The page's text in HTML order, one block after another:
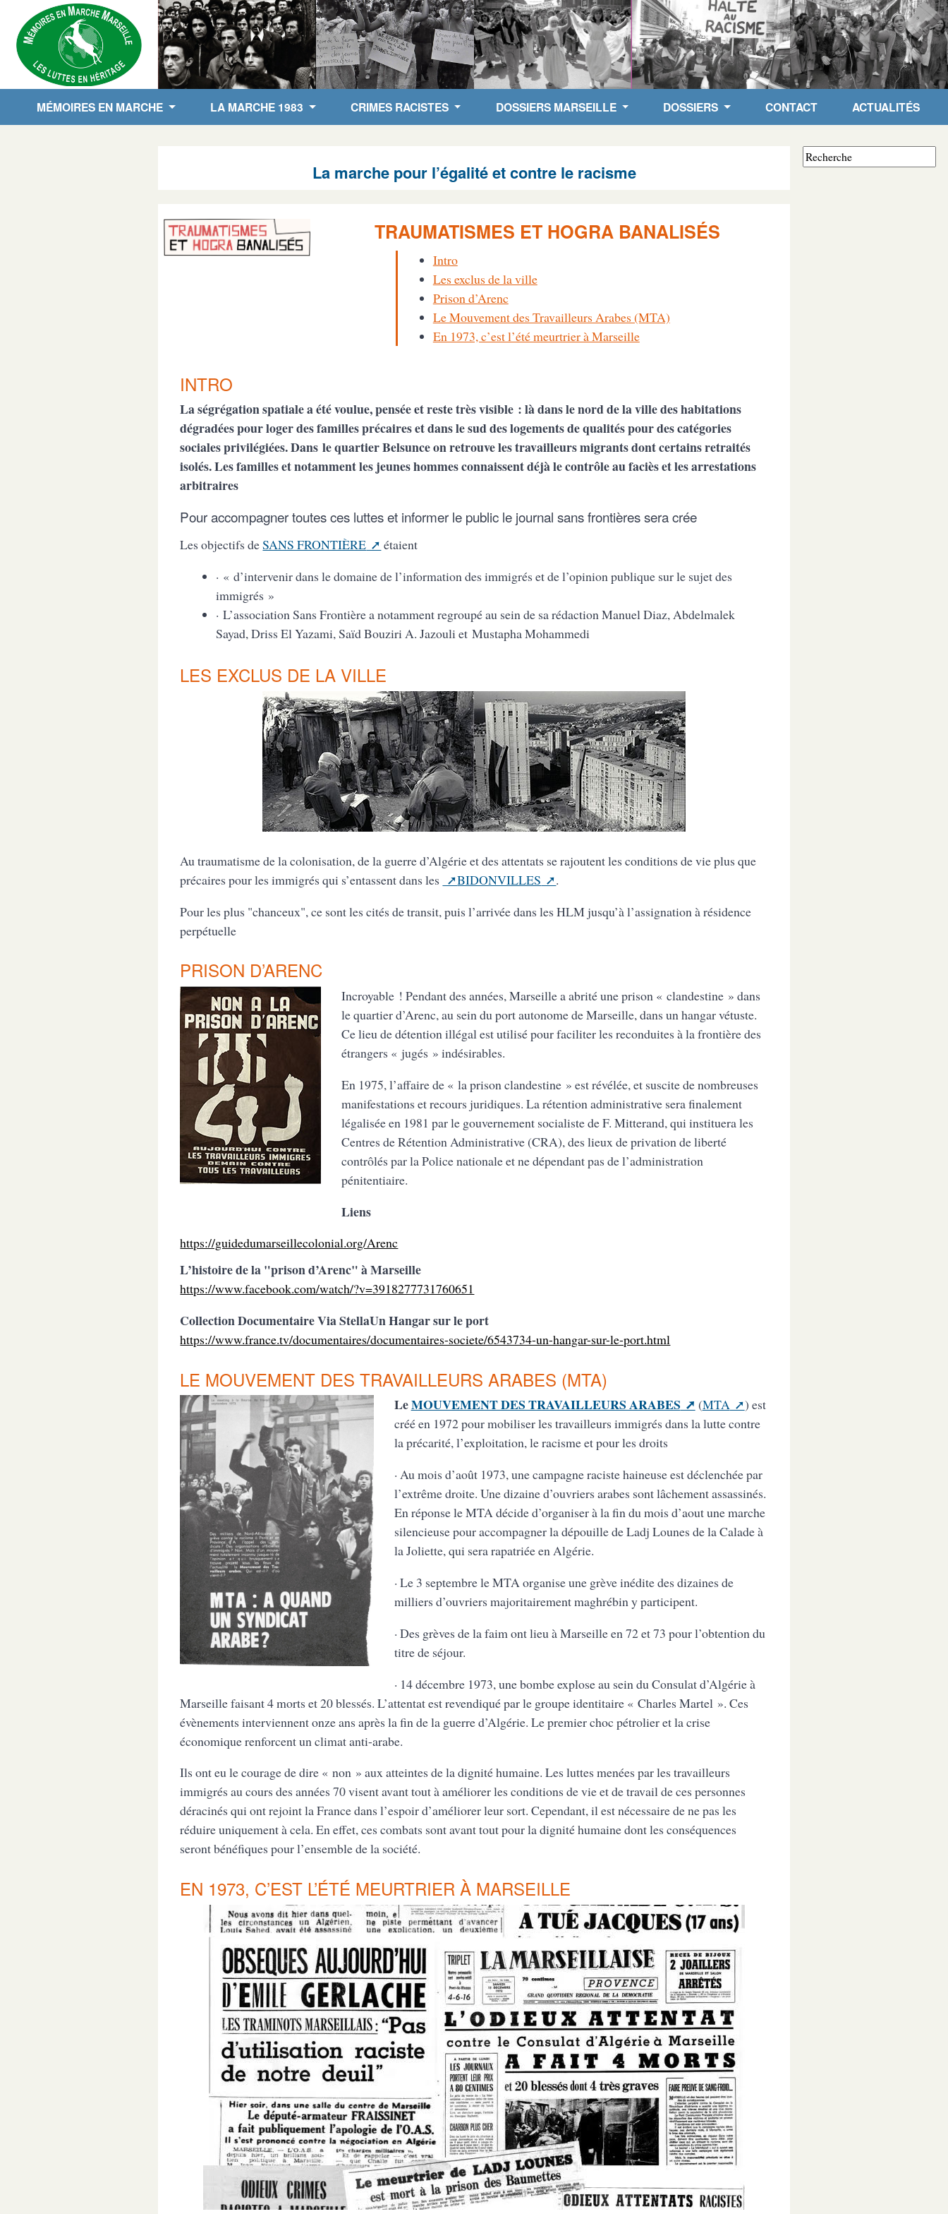
MÉMOIRES EN MARCHE LA MARCHE 1983 CRIMES RACISTES DOSSIERS MARSEILLE DOSSIERS CONTACT ACTUALITÉS
La marche pour l’égalité et contre le racisme
TRAUMATISMES ET HOGRA BANALISÉS
Intro
Les exclus de la ville
Prison d’Arenc
Le Mouvement des Travailleurs Arabes (MTA)
En 1973, c’est l’été meurtrier à Marseille
INTRO
La ségrégation spatiale a été voulue, pensée et reste très visible : là dans le nord de la ville des habitations
dégradées pour loger des familles précaires et dans le sud des logements de qualités pour des catégories
sociales privilégiées. Dans le quartier Belsunce on retrouve les travailleurs migrants dont certains retraités
isolés. Les familles et notamment les jeunes hommes connaissent déjà le contrôle au faciès et les arrestations
arbitraires
Pour accompagner toutes ces luttes et informer le public le journal sans frontières sera crée
Les objectifs deSANS FRONTIÈRE
étaient
· « d’intervenir dans le domaine de l’information des immigrés et de l’opinion publique sur le sujet des
immigrés »
· L’association Sans Frontière a notamment regroupé au sein de sa rédaction Manuel Diaz, Abdelmalek
Sayad, Driss El Yazami, Saïd Bouziri A. Jazouli et Mustapha Mohammedi
LES EXCLUS DE LA VILLE
Au traumatisme de la colonisation, de la guerre d’Algérie et des attentats se rajoutent les conditions de vie plus que
précaires pour les immigrés qui s’entassent dans les
BIDONVILLES
.
Pour les plus "chanceux", ce sont les cités de transit, puis l’arrivée dans les HLM jusqu’à l’assignation à résidence
perpétuelle
PRISON D’ARENC
Incroyable ! Pendant des années, Marseille a abrité une prison « clandestine » dans
le quartier d’Arenc, au sein du port autonome de Marseille, dans un hangar vétuste.
Ce lieu de détention illégal est utilisé pour faciliter les reconduites à la frontière des
étrangers « jugés » indésirables.
En 1975, l’affaire de « la prison clandestine » est révélée, et suscite de nombreuses
manifestations et recours juridiques. La rétention administrative sera finalement
légalisée en 1981 par le gouvernement socialiste de F. Mitterand, qui instituera les
Centres de Rétention Administrative (CRA), des lieux de privation de liberté
contrôlés par la Police nationale et ne dépendant pas de l’administration
pénitentiaire.
Liens
https://guidedumarseillecolonial.org/Arenc
L’histoire de la "prison d’Arenc" à Marseille
https://www.facebook.com/watch/?v=3918277731760651
Collection Documentaire Via StellaUn Hangar sur le port
https://www.france.tv/documentaires/documentaires-societe/6543734-un-hangar-sur-le-port.html
LE MOUVEMENT DES TRAVAILLEURS ARABES (MTA)
LeMOUVEMENT DES TRAVAILLEURS ARABES (MTA
) est
créé en 1972 pour mobiliser les travailleurs immigrés dans la lutte contre
la précarité, l’exploitation, le racisme et pour les droits
· Au mois d’août 1973, une campagne raciste haineuse est déclenchée par
l’extrême droite. Une dizaine d’ouvriers arabes sont lâchement assassinés.
En réponse le MTA décide d’organiser à la fin du mois d’aout une marche
silencieuse pour accompagner la dépouille de Ladj Lounes de la Calade à
la Joliette, qui sera rapatriée en Algérie.
· Le 3 septembre le MTA organise une grève inédite des dizaines de
milliers d’ouvriers majoritairement maghrébin y participent.
· Des grèves de la faim ont lieu à Marseille en 72 et 73 pour l’obtention du
titre de séjour.
· 14 décembre 1973, une bombe explose au sein du Consulat d’Algérie à
Marseille faisant 4 morts et 20 blessés. L’attentat est revendiqué par le groupe identitaire « Charles Martel ». Ces
évènements interviennent onze ans après la fin de la guerre d’Algérie. Le premier choc pétrolier et la crise
économique renforcent un climat anti-arabe.
Ils ont eu le courage de dire « non » aux atteintes de la dignité humaine. Les luttes menées par les travailleurs
immigrés au cours des années 70 visent avant tout à améliorer les conditions de vie et de travail de ces personnes
déracinés qui ont rejoint la France dans l’espoir d’améliorer leur sort. Cependant, il est nécessaire de ne pas les
réduire uniquement à cela. En effet, ces combats sont avant tout pour la dignité humaine dont les conséquences
seront bénéfiques pour l’ensemble de la société.
EN 1973, C’EST L’ÉTÉ MEURTRIER À MARSEILLE